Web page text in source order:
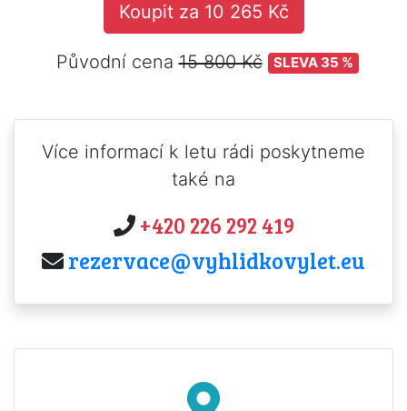
Koupit za 10 265 Kč
Původní cena15 800 Kč SLEVA 35 %
Více informací k letu rádi poskytneme
také na
+420 226 292 419
rezervace@vyhlidkovylet.eu